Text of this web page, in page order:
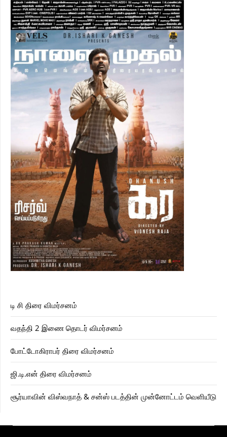
டி சி திரை விமர்சனம்
வதந்தி 2 இணை தொடர் விமர்சனம்
போட்டோகிராபர் திரை விமர்சனம்
ஜி.டி.என் திரை விமர்சனம்
சூர்யாவின் விஸ்வநாத் & சன்ஸ் படத்தின் முன்னோட்டம் வெளியீடு